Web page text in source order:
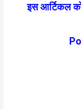
इस आर्टिकल